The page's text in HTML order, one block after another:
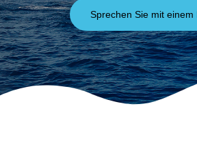
Sprechen Sie mit einem